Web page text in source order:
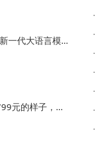
一代大语言模型
元的样子，大